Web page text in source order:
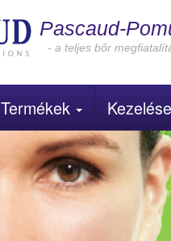
Pascaud-
- a teljes bőr
Termékek